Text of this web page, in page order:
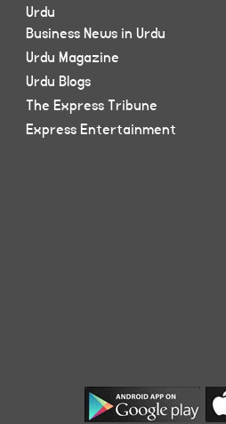
Urdu
Business News in Urdu
Urdu Magazine
Urdu Blogs
The Express Tribune
Express Entertainment